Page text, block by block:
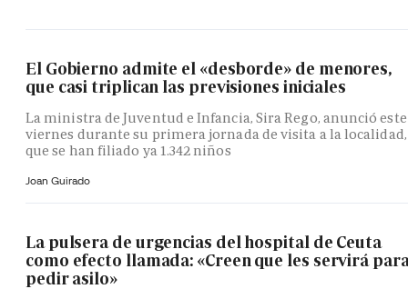
El Gobierno admite el «desborde» de menores,
que casi triplican las previsiones iniciales
La ministra de Juventud e Infancia, Sira Rego, anunció este
viernes durante su primera jornada de visita a la localidad,
que se han filiado ya 1.342 niños
Joan Guirado
La pulsera de urgencias del hospital de Ceuta
como efecto llamada: «Creen que les servirá
pedir asilo»